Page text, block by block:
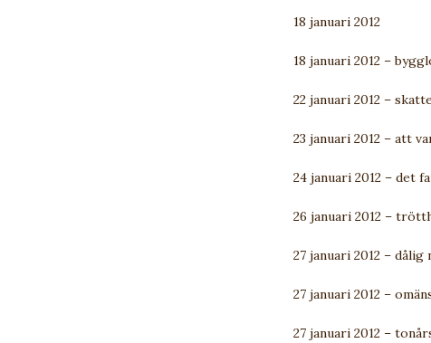
18 januari 2012
18 januari 2012 –
22 januari 2012 –
23 januari 2012 – att
24 januari 2012 – det
26 januari 2012 –
27 januari 2012 – dålig
27 januari 2012 –
27 januari 2012 –